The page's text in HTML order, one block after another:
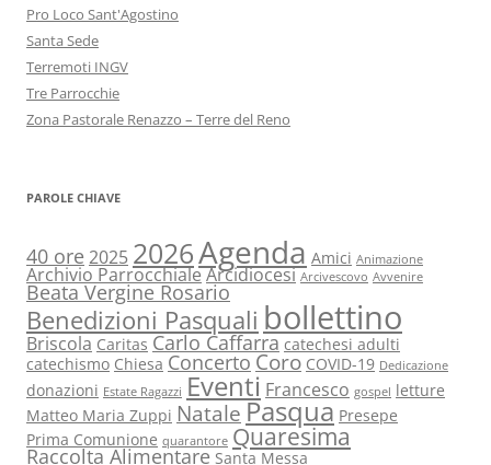
Pro Loco Sant'Agostino
Santa Sede
Terremoti INGV
Tre Parrocchie
Zona Pastorale Renazzo – Terre del Reno
PAROLE CHIAVE
40 ore 2025 2026Agenda Amici Animazione
Archivio ParrocchialeArcidiocesi Arcivescovo Avvenire
Beata Vergine Rosario
Benedizioni Pasquali bollettino
Briscola Caritas Carlo Caffarra catechesi adulti
catechismo Chiesa Concerto Coro COVID-19 Dedicazione
donazioni Estate Ragazzi Eventi Francesco gospel letture
Matteo Maria Zuppi NatalePasqua Presepe
Prima Comunione quarantore Quaresima
Raccolta Alimentare Santa Messa